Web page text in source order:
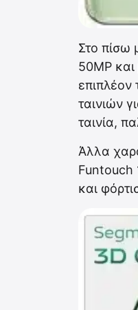
Στο πίσω
50MP
επιπλέον
ταινιών
ταινία,
Άλλα
Funtouch
και